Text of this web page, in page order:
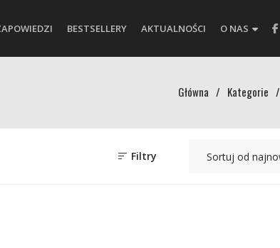
BESTSELLERY AKTUALNOŚCI O NAS
Główna / Kategorie /
Filtry